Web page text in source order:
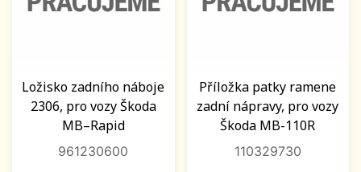
Ložisko zadního náboje
2306, pro vozy Škoda
MB–Rapid
961230600
Příložka patky ramene
zadní nápravy, pro vozy
Škoda MB-110R
110329730